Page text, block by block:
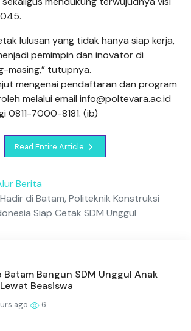
lulusan yang tidak hanya siap kerja,
pemimpin dan inovator di
masing,” tutupnya.
mengenai pendaftaran dan program
melalui email info@poltevara.ac.id
0811-7000-8181. (ib)
Read Entire Article
Berita
Hadir di Batam, Politeknik Konstruksi
Siap Cetak SDM Unggul
Batam Bangun SDM Unggul Anak
Beasiswa
ago 6